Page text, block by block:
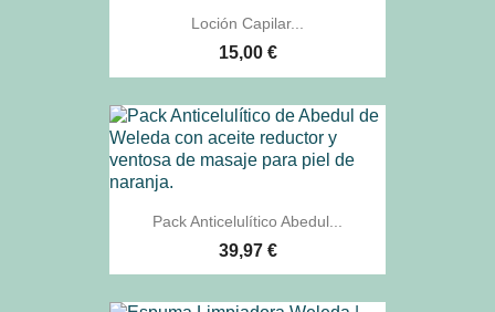
Loción Capilar...
15,00 €
Pack Anticelulítico Abedul...
39,97 €